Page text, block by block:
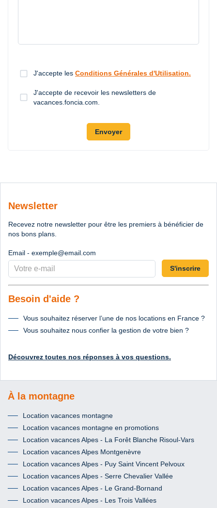
check_box_outline_blank J'accepte les Conditions Générales d'Utilisation.
check_box_outline_blank
J'accepte de recevoir les newsletters de
vacances.foncia.com.
Envoyer
Newsletter
Recevez notre newsletter pour être les premiers à bénéficier de
nos bons plans.
Email - exemple@email.com
S'inscrire
Besoin d'aide ?
Vous souhaitez réserver l’une de nos locations en France ?
Vous souhaitez nous confier la gestion de votre bien ?
Découvrez toutes nos réponses à vos questions.
À la montagne
Location vacances montagne
Location vacances montagne en promotions
Location vacances Alpes - La Forêt Blanche Risoul-Vars
Location vacances Alpes Montgenèvre
Location vacances Alpes - Puy Saint Vincent Pelvoux
Location vacances Alpes - Serre Chevalier Vallée
Location vacances Alpes - Le Grand-Bornand
Location vacances Alpes - Les Trois Vallées